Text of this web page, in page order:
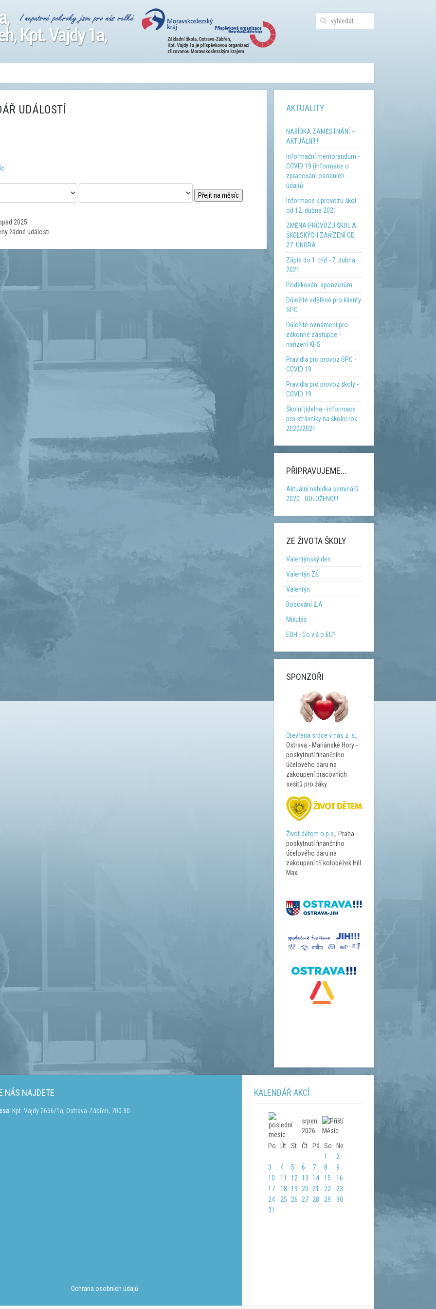
UDÁLOSTÍ
Přejít na měsíc
2025
žádné události
AKTUALITY
NABÍDKA ZAMĚSTNÁNÍ –
AKTUÁLNÍ!!!
Informační memorandum -
COVID 19 (informace o
zpracování osobních
údajů)
Informace k provozu škol
od 12. dubna 2021
ZMĚNA PROVOZU ŠKOL A
ŠKOLSKÝCH ZAŘÍZENÍ OD
27. ÚNORA
Zápis do 1. tříd - 7. dubna
2021
Poděkování sponzorům
Důležité sdělěné pro klienty
SPC
Důležité oznámení pro
zákonné zástupce -
nařízení KHS
Pravidla pro provoz SPC -
COVID 19
Pravidla pro provoz školy -
COVID 19
Školní jídelna - informace
pro strávníky na školní rok
2020/2021
PŘIPRAVUJEME...
Aktuální nabídka seminářů
2020 - ODLOŽENO!!!
ZE ŽIVOTA ŠKOLY
Valentýnský den
Valentýn ZŠ
Valentýn
Bobování 2.A
Mikuláš
EDH - Co víš o EU?
SPONZOŘI
Otevřená srdce v nás z. s. ,
Ostrava - Mariánské Hory -
poskytnutí finančního
účelového daru na
zakoupení pracovních
sešitů pro žáky.
Život dětem o.p.s ., Praha -
poskytnutí finančního
účelového daru na
zakoupení tří koloběžek Hill
Max.
NÁS NAJDETE
Kpt. Vajdy 2656/1a, Ostrava-Zábřeh, 700 30
Ochrana osobních údajů
KALENDÁŘ AKCÍ
srpen
2026
Po
Út St Čt Pá So
Ne
1
2
3
4 5 6 7 8
9
10
11 12 13 14 15
16
17
18 19 20 21 22
23
24
25 26 27 28 29
30
31